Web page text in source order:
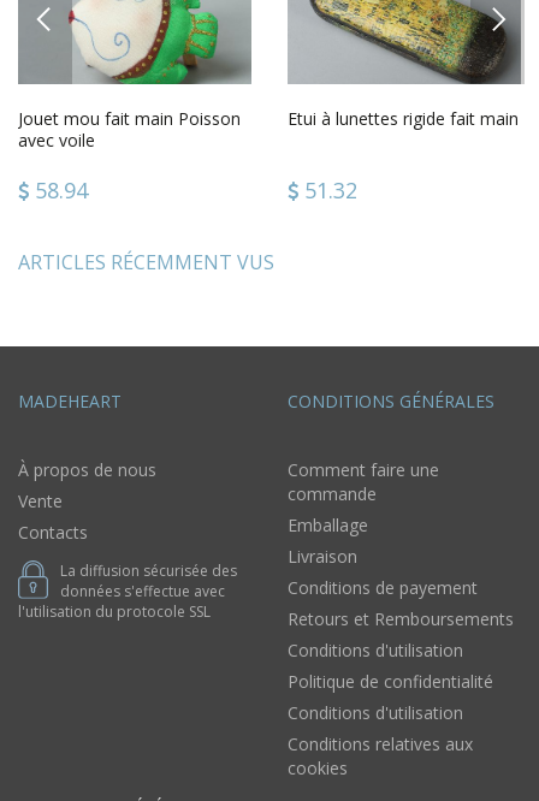
PREVIOUS
Jouet mou fait main Poisson
avec voile
58.94
Etui à lunettes rigide fait main
51.32
NEXT
ARTICLES RÉCEMMENT VUS
MADEHEART
À propos de nous
Vente
Contacts
La diffusion sécurisée des
données s'effectue avec
l'utilisation du protocole SSL
CONDITIONS GÉNÉRALES
Comment faire une
commande
Emballage
Livraison
Conditions de payement
Retours et Remboursements
Conditions d'utilisation
Politique de confidentialité
Conditions d'utilisation
Conditions relatives aux
cookies